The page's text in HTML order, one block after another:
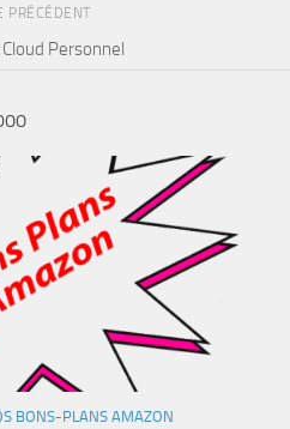
PRÉCÉDENT
Personnel
BONS-PLANS AMAZON